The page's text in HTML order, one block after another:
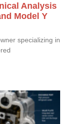
Analysis
Model Y
specializing in